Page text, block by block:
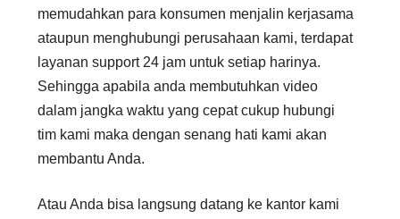
memudahkan para konsumen menjalin kerjasama
ataupun menghubungi perusahaan kami, terdapat
layanan support 24 jam untuk setiap harinya.
Sehingga apabila anda membutuhkan video
dalam jangka waktu yang cepat cukup hubungi
tim kami maka dengan senang hati kami akan
membantu Anda.
Atau Anda bisa langsung datang ke kantor kami